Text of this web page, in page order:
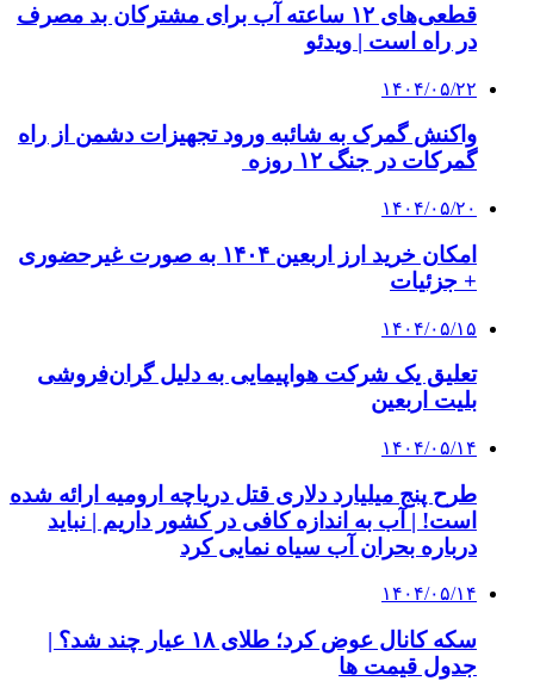
قطعی‌های ۱۲ ساعته آب برای مشترکان بد مصرف
در راه است | ویدئو
۱۴۰۴/۰۵/۲۲
واکنش گمرک به شائبه ورود تجهیزات دشمن از راه
گمرکات در جنگ ۱۲ روزه
۱۴۰۴/۰۵/۲۰
امکان خرید ارز اربعین ۱۴۰۴ به صورت غیرحضوری
+ جزئیات
۱۴۰۴/۰۵/۱۵
تعلیق یک شرکت هواپیمایی به دلیل گران‌فروشی
بلیت اربعین
۱۴۰۴/۰۵/۱۴
طرح پنج میلیارد دلاری قتل دریاچه ارومیه ارائه شده
است! | آب به اندازه کافی در کشور داریم | نباید
درباره بحران آب سیاه نمایی کرد
۱۴۰۴/۰۵/۱۴
سکه کانال عوض کرد؛ طلای ۱۸ عیار چند شد؟ |
جدول قیمت ها